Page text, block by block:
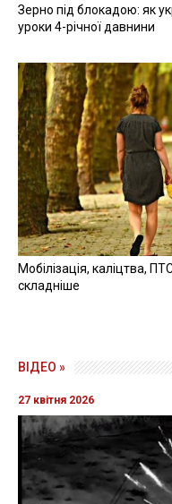
Зерно під блокадою: як
уроки 4-річної давнини
Мобілізація, каліцтва,
складніше
ВІДЕО »
27 квітня 2026